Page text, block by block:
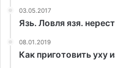
03.05.2017
Язь. Ловля язя.
08.01.2019
Как приготовить уху